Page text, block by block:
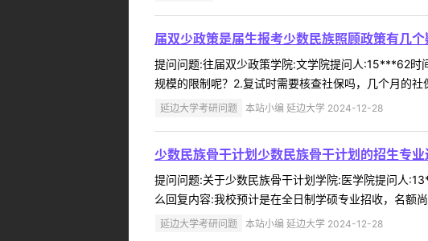
届双少政策是届生报考少数民族照顾政策有几
提问问题:往届双少政策学院:文学院提问人:15***62
规模的限制呢？2.复试时需要核查社保吗，几个月的
延边大学考研问题 本站小编 延边大学 2024-12-28
少数民族骨干计划少数民族骨干计划的招生专
提问问题:关于少数民族骨干计划学院:医学院提问人
么回复内容:我校预计是在全日制学硕专业招收，名额
延边大学考研问题 本站小编 延边大学 2024-12-28